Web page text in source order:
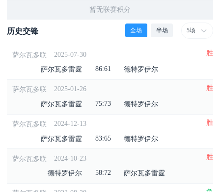
暂无联赛积分
历史交锋 5场
全场 半场
萨尔瓦多联
2025-07-30
萨尔瓦多雷霆
86:61 德特罗伊尔
胜
萨尔瓦多联
2025-01-26
萨尔瓦多雷霆
75:73 德特罗伊尔
胜
萨尔瓦多联
2024-12-13
萨尔瓦多雷霆
83:65 德特罗伊尔
胜
萨尔瓦多联
2024-10-23
德特罗伊尔
58:72 萨尔瓦多雷霆
胜